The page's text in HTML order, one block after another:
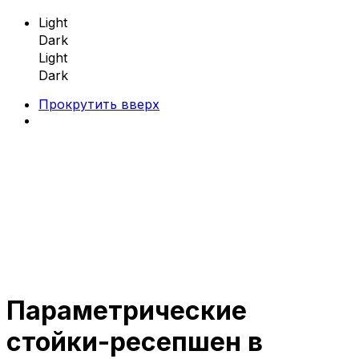
Light
Dark
Light
Dark
Прокрутить вверх
Параметрическая мебель
Параметрические скамейки
Параметрические кресла
Параметрические
стойки-ресепшен в